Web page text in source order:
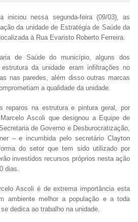
iniciou nessa segunda-feira (09/03), as
da unidade de Estratégia de Saúde da
à Rua Evaristo Roberto Ferreira.
de Saúde do município, alguns dos
da unidade eram infiltrações no
nas paredes, além disso outras marcas
a qualidade da unidade.
reparos na estrutura e pintura geral, por
Ascoli que designou a Equipe de
de Governo e Desburocratização,
– e incumbida pelo secretário Clayton
do setor que tem sido utilizado por
investidos recursos próprios nesta ação
dias.
Ascoli é de extrema importância esta
ambiente melhor a população e a toda
dedica ao trabalho na unidade.